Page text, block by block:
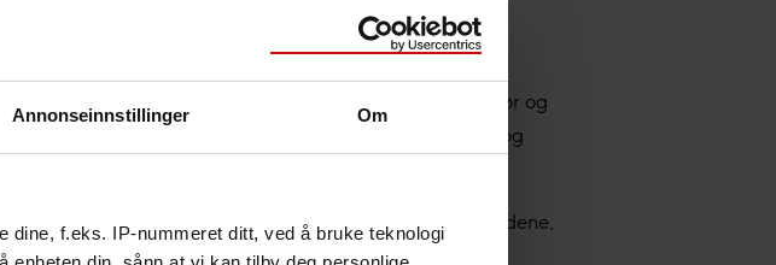
Annonseinnstillinger Om
dine, f.eks. IP-nummeret ditt, ved å bruke teknologi
og Finland – inkludert Dagbladet, kk, Kode24, Se og Hør og
felles nordisk enhet, med styrket fokus på felles retning og
og kommunikasjonsmiljøene i de øvrige landene,